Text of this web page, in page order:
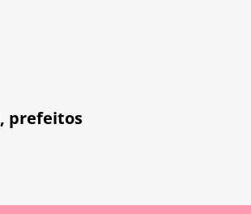
, prefeitos